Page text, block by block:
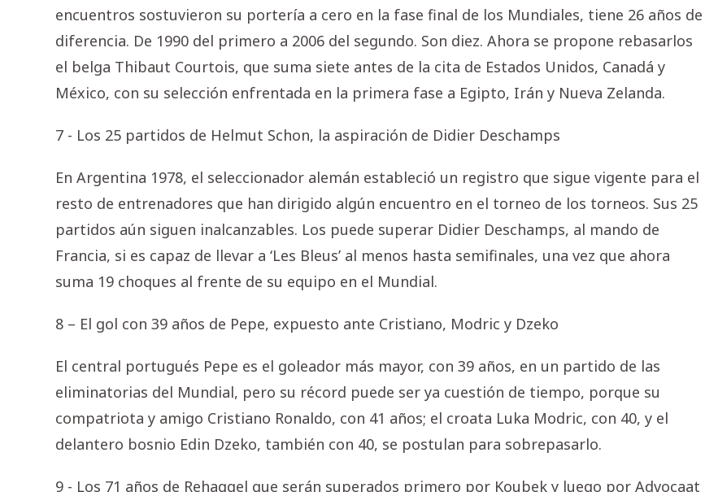
encuentros sostuvieron su portería a cero en la fase final de los Mundiales, tiene 26 años de
diferencia. De 1990 del primero a 2006 del segundo. Son diez. Ahora se propone rebasarlos
el belga Thibaut Courtois, que suma siete antes de la cita de Estados Unidos, Canadá y
México, con su selección enfrentada en la primera fase a Egipto, Irán y Nueva Zelanda.
7 - Los 25 partidos de Helmut Schon, la aspiración de Didier Deschamps
En Argentina 1978, el seleccionador alemán estableció un registro que sigue vigente para el
resto de entrenadores que han dirigido algún encuentro en el torneo de los torneos. Sus 25
partidos aún siguen inalcanzables. Los puede superar Didier Deschamps, al mando de
Francia, si es capaz de llevar a ‘Les Bleus’ al menos hasta semifinales, una vez que ahora
suma 19 choques al frente de su equipo en el Mundial.
8 – El gol con 39 años de Pepe, expuesto ante Cristiano, Modric y Dzeko
El central portugués Pepe es el goleador más mayor, con 39 años, en un partido de las
eliminatorias del Mundial, pero su récord puede ser ya cuestión de tiempo, porque su
compatriota y amigo Cristiano Ronaldo, con 41 años; el croata Luka Modric, con 40, y el
delantero bosnio Edin Dzeko, también con 40, se postulan para sobrepasarlo.
9 - Los 71 años de Rehaggel que serán superados primero por Koubek y luego por Advocaat